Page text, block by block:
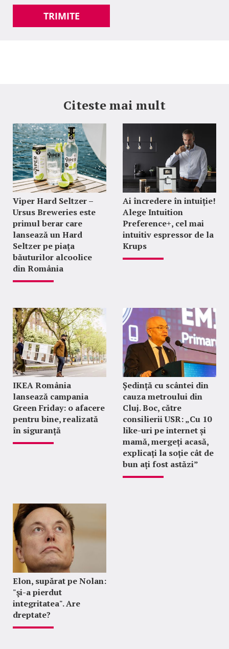
TRIMITE
Citeste mai mult
Viper Hard Seltzer –
Ursus Breweries este
primul berar care
lansează un Hard
Seltzer pe piața
băuturilor alcoolice
din România
Ai încredere în intuiție!
Alege Intuition
Preference+, cel mai
intuitiv espressor de la
Krups
IKEA România
lansează campania
Green Friday: o afacere
pentru bine, realizată
în siguranță
Ședință cu scântei din
cauza metroului din
Cluj. Boc, către
consilierii USR: „Cu 10
like-uri pe internet și
mamă, mergeți acasă,
explicați la soție cât de
bun ați fost astăzi”
Elon, supărat pe Nolan:
"şi-a pierdut
integritatea". Are
dreptate?